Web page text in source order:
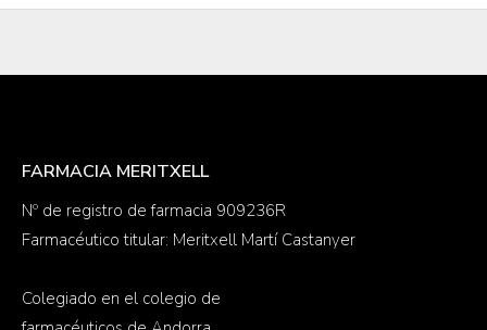
FARMACIA MERITXELL
Nº de registro de farmacia 909236R
Farmacéutico titular: Meritxell Martí Castanyer
Colegiado en el colegio de